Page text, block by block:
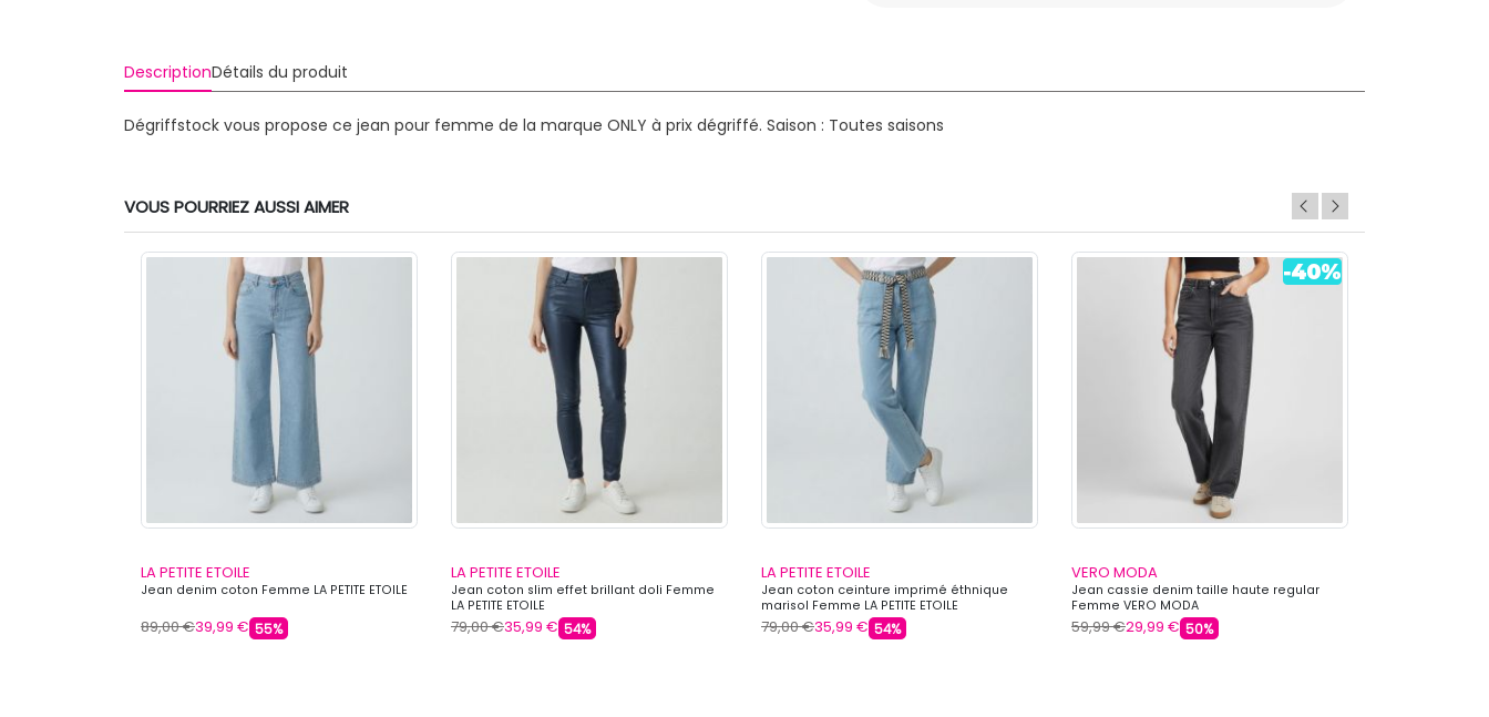
DescriptionDétails du produit
Dégriffstock vous propose ce jean pour femme de la marque ONLY à prix dégriffé. Saison : Toutes saisons
VOUS POURRIEZ AUSSI AIMER
LA PETITE ETOILE
Jean denim coton Femme LA PETITE ETOILE
89,00 €39,99 € 55%
LA PETITE ETOILE
Jean coton slim effet brillant doli Femme
LA PETITE ETOILE
79,00 €35,99 € 54%
LA PETITE ETOILE
Jean coton ceinture imprimé éthnique
marisol Femme LA PETITE ETOILE
79,00 €35,99 € 54%
VERO MODA
Jean cassie denim taille haute regular
Femme VERO MODA
59,99 €29,99 € 50%